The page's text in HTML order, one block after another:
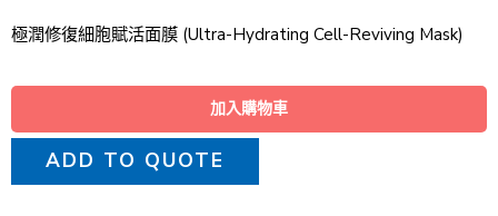
極潤修復細胞賦活面膜 (Ultra-Hydrating Cell-Reviving Mask)
加入購物車
ADD TO QUOTE